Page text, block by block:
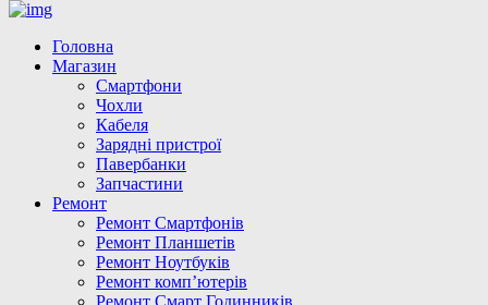
Головна
Магазин
Смартфони
Чохли
Кабеля
Зарядні пристрої
Павербанки
Запчастини
Ремонт
Ремонт Смартфонів
Ремонт Планшетів
Ремонт Ноутбуків
Ремонт комп’ютерів
Ремонт Смарт Годинників